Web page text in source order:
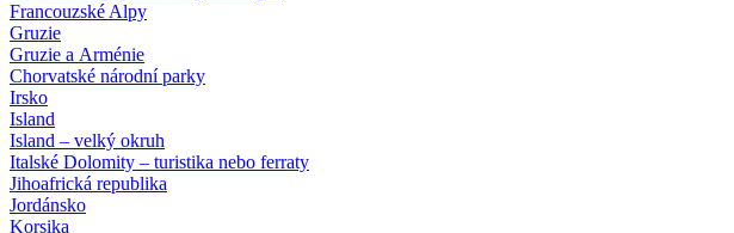
Francouzské Alpy
Gruzie
Gruzie a Arménie
Chorvatské národní parky
Irsko
Island
Island – velký okruh
Italské Dolomity – turistika nebo ferraty
Jihoafrická republika
Jordánsko
Korsika